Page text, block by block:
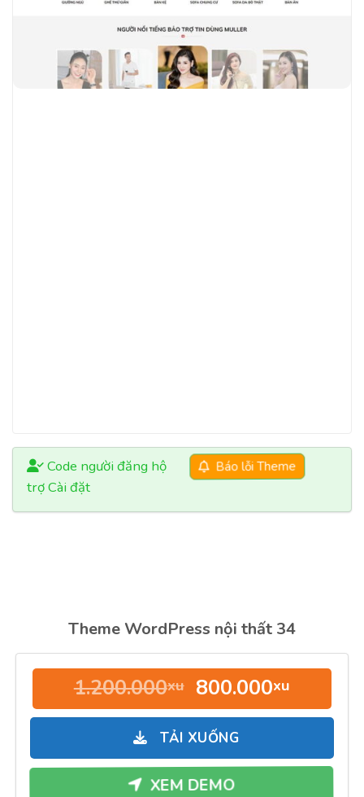
Code người đăng hộ
trợ Cài đặt
Báo lỗi Theme
Theme WordPress nội thất 34
1.200.000xu Giá
gốc
là:
1.200.000xu.
800.000xu
hiện
TẢI XUỐNG
XEM DEMO